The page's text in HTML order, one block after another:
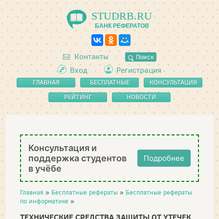
STUDRB.RU
БАНК РЕФЕРАТОВ
Контакты Поиск
Вход Регистрация
ГЛАВНАЯ
БЕСПЛАТНЫЕ
РЕФЕРАТЫ
КОНСУЛЬТАЦИЯ
РЕЙТИНГ
НОВОСТИ
Консультация и
поддержка студентов
в учёбе
Подробнее
Главная » Бесплатные рефераты » Бесплатные рефераты
по информатике »